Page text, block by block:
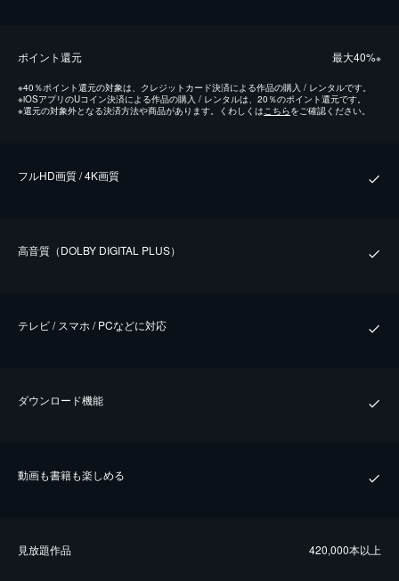
ポイント還元 最⼤40%※
※40％ポイント還元の対象は、クレジットカード決済による作品の購入 / レンタルです。
※iOSアプリのUコイン決済による作品の購入 / レンタルは、20％のポイント還元です。
※還元の対象外となる決済方法や商品があります。くわしくはこちらをご確認ください。
フルHD画質 / 4K画質
⾼⾳質（DOLBY DIGITAL PLUS）
テレビ / スマホ / PCなどに対応
ダウンロード機能
動画も書籍も楽しめる
⾒放題作品 420,000本以上